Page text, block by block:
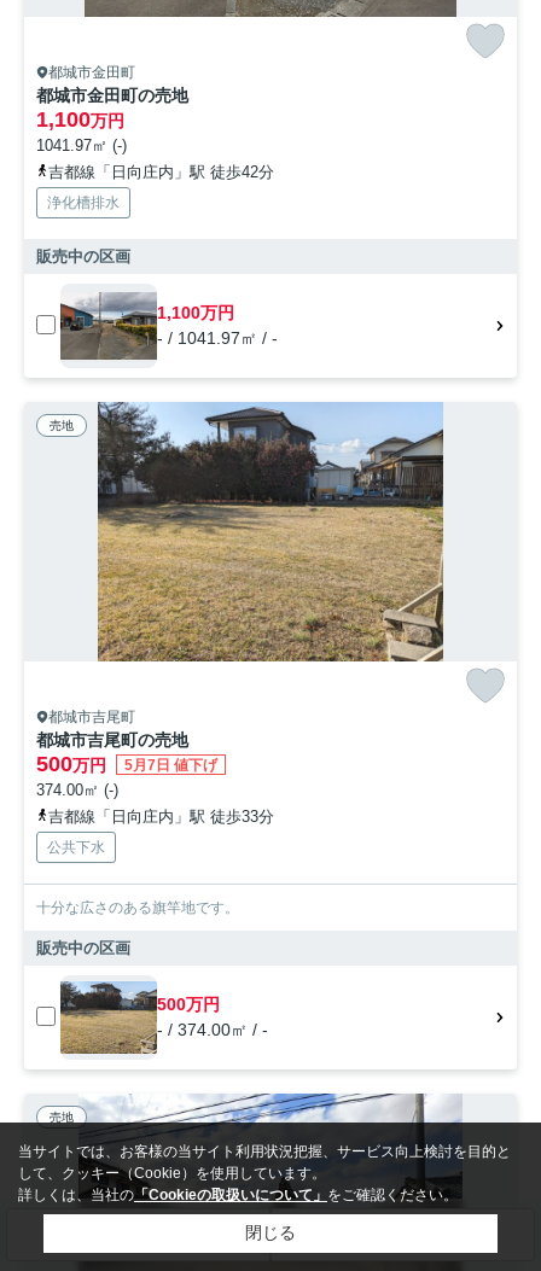
都城市金田町
都城市金田町の売地
1,100万円
1041.97㎡ (-)
吉都線「日向庄内」駅 徒歩42分
浄化槽排水
販売中の区画
1,100万円
- / 1041.97㎡ / -
売地
都城市吉尾町
都城市吉尾町の売地
500万円 5月7日 値下げ
374.00㎡ (-)
吉都線「日向庄内」駅 徒歩33分
公共下水
十分な広さのある旗竿地です。
販売中の区画
500万円
- / 374.00㎡ / -
売地
当サイトでは、お客様の当サイト利用状況把握、サービス向上検討を目的と
して、クッキー（Cookie）を使用しています。
詳しくは、当社の「Cookieの取扱いについて」 をご確認ください。
閉じる